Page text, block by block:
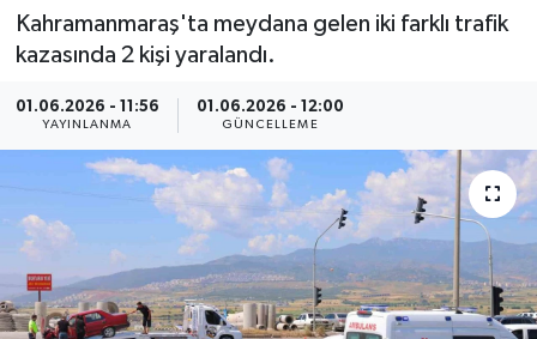
Kahramanmaraş'ta meydana gelen iki farklı trafik
kazasında 2 kişi yaralandı.
01.06.2026 - 11:56
YAYINLANMA
01.06.2026 - 12:00
GÜNCELLEME
Advertising news
Canlı Maç
ÇEVRE
Dış Haberler
Dünya
Haber Arşivi